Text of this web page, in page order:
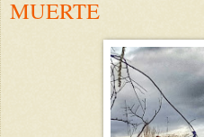
MUERTE